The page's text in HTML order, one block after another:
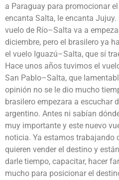
a Paraguay para promocionar
encanta Salta, le encanta Jujuy.
vuelo de Río–Salta va a
diciembre, pero el brasilero ya
el vuelo Iguazú–Salta, que sí
Hace unos años tuvimos el
San Pablo–Salta, que
opinión no se le dio mucho
brasilero empezara a escuchar
argentino. Antes ni sabían
muy importante y este nuevo
noticia. Ya estamos trabajando
quieren vender el destino y
darle tiempo, capacitar, hacer
mucho para posicionar el